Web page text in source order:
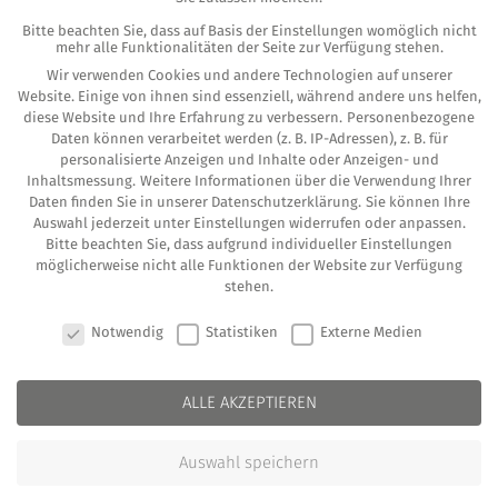
Mai 2023(2)
Januar 2023(1)
Dezember 2022(1)
November 2022(2)
Oktober 2022(1)
Juli 2022(1)
April 2022(1)
März 2022(3)
Februar 2022(2)
(1)
Bitte beachten Sie, dass auf Basis der Einstellungen womöglich nicht
mehr alle Funktionalitäten der Seite zur Verfügung stehen.
Wir verwenden Cookies und andere Technologien auf unserer
Website. Einige von ihnen sind essenziell, während andere uns helfen,
diese Website und Ihre Erfahrung zu verbessern. Personenbezogene
Daten können verarbeitet werden (z. B. IP-Adressen), z. B. für
personalisierte Anzeigen und Inhalte oder Anzeigen- und
Inhaltsmessung. Weitere Informationen über die Verwendung Ihrer
Daten finden Sie in unserer Datenschutzerklärung. Sie können Ihre
Auswahl jederzeit unter Einstellungen widerrufen oder anpassen.
Bitte beachten Sie, dass aufgrund individueller Einstellungen
möglicherweise nicht alle Funktionen der Website zur Verfügung
stehen.
Notwendig
Statistiken Externe Medien
ALLE AKZEPTIEREN
Auswahl speichern